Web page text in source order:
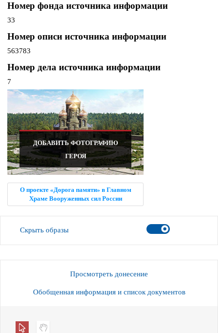
Номер фонда источника информации
33
Номер описи источника информации
563783
Номер дела источника информации
7
ДОБАВИТЬ ФОТОГРАФИЮ
ГЕРОЯ
О проекте «Дорога памяти» в Главном
Храме Вооруженных сил России
Скрыть образы
Просмотреть донесение
Обобщенная информация и список документов